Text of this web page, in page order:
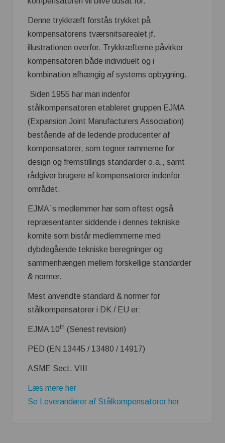
Denne trykkræft forstås trykket på
kompensatorens tværsnitsarealet jf.
illustrationen overfor. Trykkræfterne påvirker
kompensatoren både individuelt og i
kombination afhængig af systems opbygning.
Siden 1955 har man indenfor
stålkompensatoren etableret gruppen EJMA
(Expansion Joint Manufacturers Association)
bestående af de ledende producenter af
kompensatorer, som tegner rammerne for
design og fremstillings standarder o.a., samt
rådgiver brugere af kompensatorer indenfor
området.
EJMA´s medlemmer har som oftest også
repræsentanter siddende i dennes tekniske
komite som bistår medlemmerne med
dybdegående tekniske beregninger og
sammenhængen mellem forskellige standarder
& normer.
Mest anvendte standard & normer for
stålkompensatorer i DK / EU er:
EJMA 10th (Senest revision)
PED (EN 13445 / 13480 / 14917)
ASME Sect. VIII
Læs mere her
Se Leverandører af Stålkompensatorer her